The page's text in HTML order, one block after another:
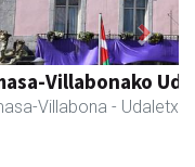
Next